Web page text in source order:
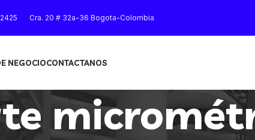
Cra. 20 # 32a-36 Bogota-Colombia
NEGOCIOCONTACTANOS